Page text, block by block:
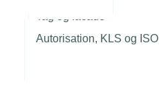
Autorisation, KLS og ISO